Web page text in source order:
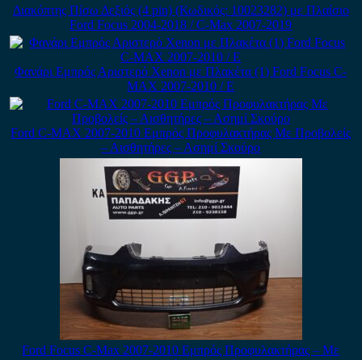
Διακόπτης Πίσω Δεξιός (4 pin) (Κωδικός: 10023282) με Πλαίσιο
Ford Focus 2004-2018 / C-Max 2007-2019
Φανάρι Εμπρός Αριστερό Xenon με Πλακέτα (1) Ford Focus C-
MAX 2007-2010 / Ε
Ford C-MAX 2007-2010 Εμπρός Προφυλακτήρας Με Προβολείς
– Αισθητήρες – Ασημί Σκούρο
Ford Focus C-Max 2007-2010 Εμπρός Προφυλακτήρας – Με